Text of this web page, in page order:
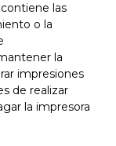
las
o la
la
impresiones
de realizar
la impresora